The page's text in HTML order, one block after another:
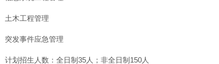
土木工程管理
突发事件应急管理
计划招生人数：全日制35人；非全日制150人